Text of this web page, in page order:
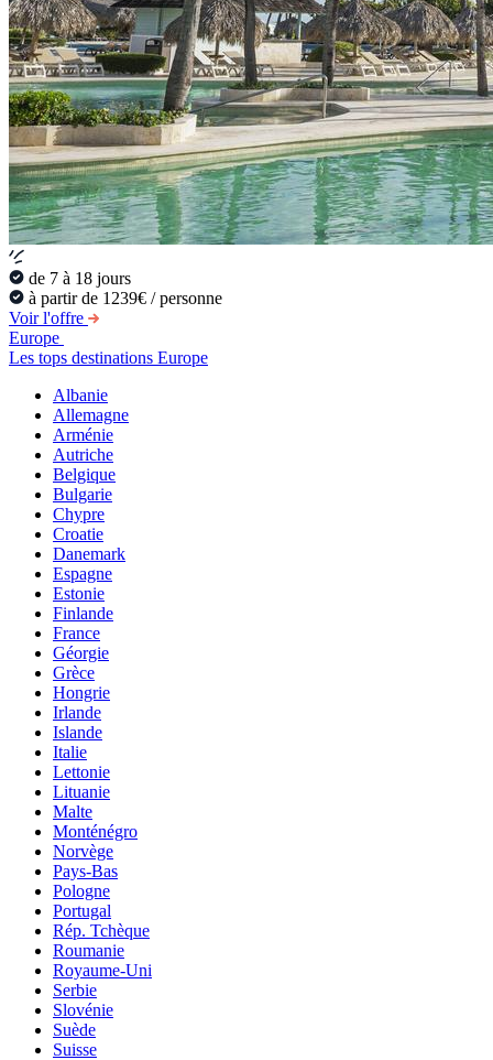
de 7 à 18 jours
à partir de 1239€ / personne
Voir l'offre
Europe
Les tops destinations Europe
Albanie
Allemagne
Arménie
Autriche
Belgique
Bulgarie
Chypre
Croatie
Danemark
Espagne
Estonie
Finlande
France
Géorgie
Grèce
Hongrie
Irlande
Islande
Italie
Lettonie
Lituanie
Malte
Monténégro
Norvège
Pays-Bas
Pologne
Portugal
Rép. Tchèque
Roumanie
Royaume-Uni
Serbie
Slovénie
Suède
Suisse